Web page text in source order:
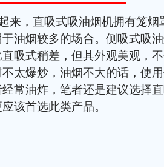
来，直吸式吸油烟机拥有笼
油烟较多的场合。侧吸式吸
吸式稍差，但其外观美观，
太爆炒，油烟不大的话，使
常油炸，笔者还是建议选择
该首选此类产品。